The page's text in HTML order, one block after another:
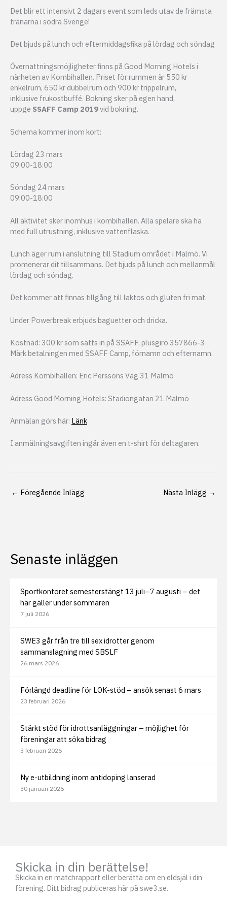
Det blir ett intensivt 2 dagars event som leds utav de främsta
tränarna i södra Sverige!
Det bjuds på lunch och eftermiddagsfika på lördag och söndag
Övernattningsmöjligheter finns på Good Morning Hotels i
närheten av Kombihallen. Priset för rummen är 550 kr
enkelrum, 650 kr dubbelrum och 900 kr trippelrum,
inklusive frukostbuffé. Bokning sker på egen hand,
uppge SSAFF Camp 2019vid bokning.
Schema kommer inom kort:
Lördag 23 mars
09:00-18:00
Söndag 24 mars
09:00-18:00
All aktivitet sker inomhus i kombihallen. Alla spelare ska ha
med full utrustning, inklusive vattenflaska.
Lunch äger rum i anslutning till Stadium området i Malmö. Vi
promenerar dit tillsammans. Det bjuds på lunch och mellanmål
lördag och söndag.
Det kommer att finnas tillgång till laktos och gluten fri mat.
Under Powerbreak erbjuds baguetter och dricka.
Kostnad: 300 kr som sätts in på SSAFF, plusgiro 357866-3
Märk betalningen med SSAFF Camp, förnamn och efternamn.
Adress Kombihallen: Eric Perssons Väg 31 Malmö
Adress Good Morning Hotels: Stadiongatan 21 Malmö
Anmälan görs här: Länk
I anmälningsavgiften ingår även en t-shirt för deltagaren.
← Föregående Inlägg Nästa Inlägg →
Senaste inläggen
Sportkontoret semesterstängt 13 juli–7 augusti – det
här gäller under sommaren
7 juli 2026
SWE3 går från tre till sex idrotter genom
sammanslagning med SBSLF
26 mars 2026
Förlängd deadline för LOK-stöd – ansök senast 6 mars
23 februari 2026
Stärkt stöd för idrottsanläggningar – möjlighet för
föreningar att söka bidrag
3 februari 2026
Ny e-utbildning inom antidoping lanserad
30 januari 2026
Skicka in din berättelse!
Skicka in en matchrapport eller berätta om en eldsjäl i din
förening. Ditt bidrag publiceras här på swe3.se.